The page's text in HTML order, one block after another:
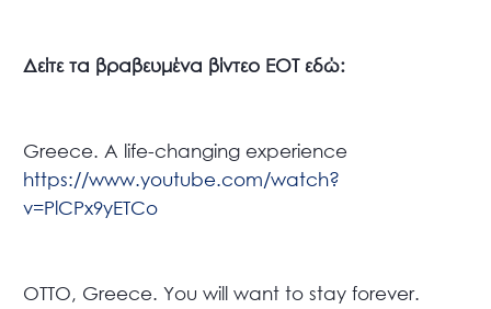
Δείτε τα βραβευμένα βίντεο EOT εδώ:
Greece. A life-changing experience
https://www.youtube.com/watch?
v=PlCPx9yETCo
OTTO, Greece. You will want to stay forever.